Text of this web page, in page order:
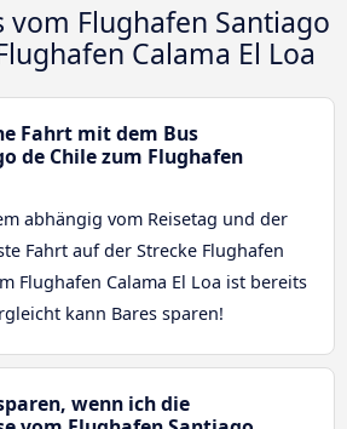
vom Flughafen Santiago
Calama El Loa
Fahrt mit dem Bus
de Chile zum Flughafen
abhängig vom Reisetag und der
Fahrt auf der Strecke Flughafen
Flughafen Calama El Loa ist bereits
kann Bares sparen!
wenn ich die